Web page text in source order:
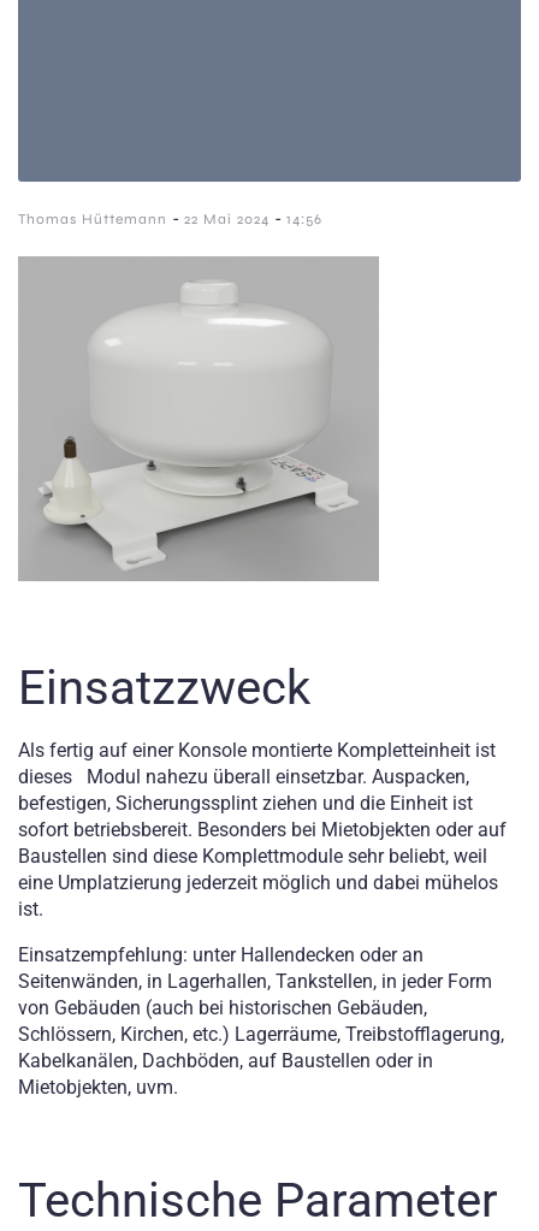
Thomas Hüttemann - 22 Mai 2024 - 14:56
Einsatzzweck
Als fertig auf einer Konsole montierte Kompletteinheit ist
dieses Modul nahezu überall einsetzbar. Auspacken,
befestigen, Sicherungssplint ziehen und die Einheit ist
sofort betriebsbereit. Besonders bei Mietobjekten oder auf
Baustellen sind diese Komplettmodule sehr beliebt, weil
eine Umplatzierung jederzeit möglich und dabei mühelos
ist.
Einsatzempfehlung: unter Hallendecken oder an
Seitenwänden, in Lagerhallen, Tankstellen, in jeder Form
von Gebäuden (auch bei historischen Gebäuden,
Schlössern, Kirchen, etc.) Lagerräume, Treibstofflagerung,
Kabelkanälen, Dachböden, auf Baustellen oder in
Mietobjekten, uvm.
Technische Parameter